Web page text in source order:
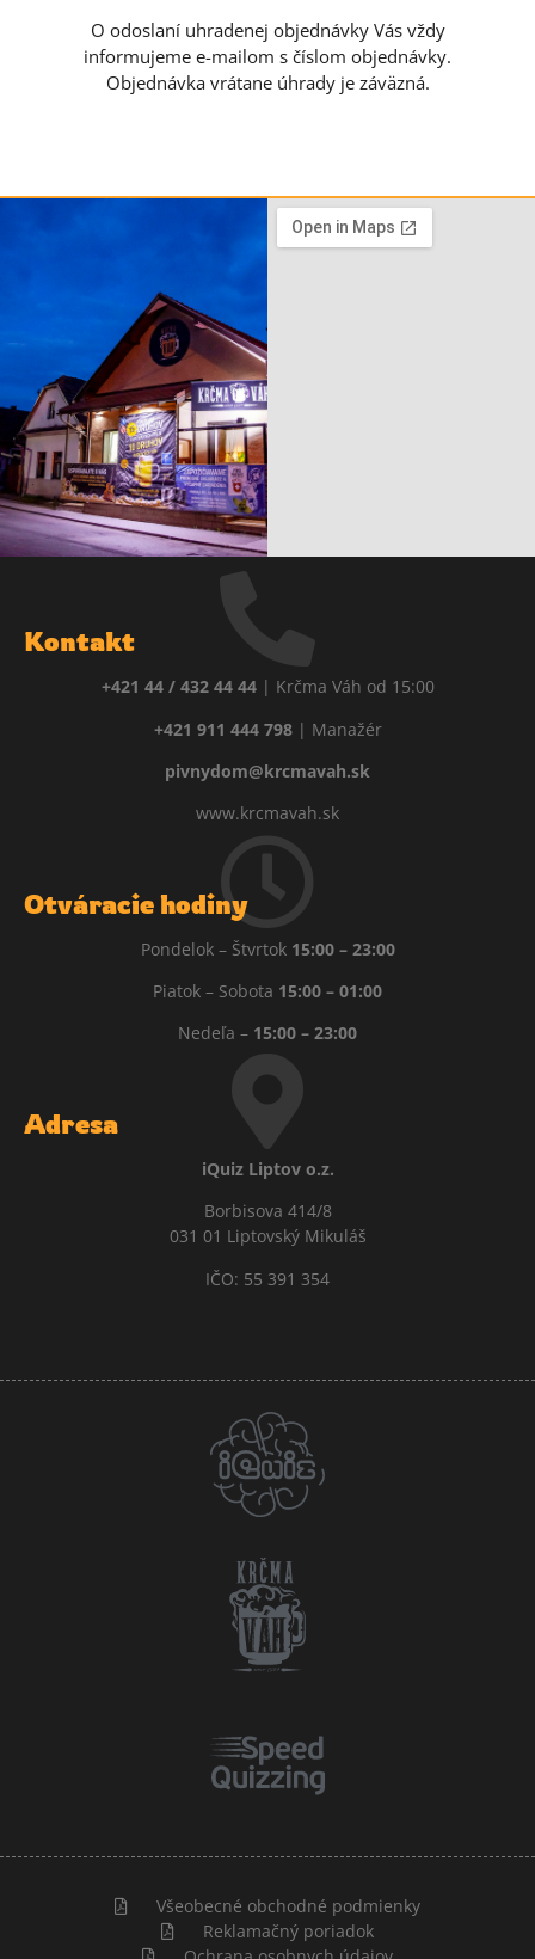
O odoslaní uhradenej objednávky Vás vždy
informujeme e-mailom s číslom objednávky.
Objednávka vrátane úhrady je záväzná.
Kontakt
+421 44 / 432 44 44| Krčma Váh od 15:00
+421 911 444 798| Manažér
pivnydom@krcmavah.sk
www.krcmavah.sk
Otváracie hodiny
Pondelok – Štvrtok 15:00 – 23:00
Piatok – Sobota 15:00 – 01:00
Nedeľa – 15:00 – 23:00
Adresa
iQuiz Liptov o.z.
Borbisova 414/8
031 01 Liptovský Mikuláš
IČO: 55 391 354
Všeobecné obchodné podmienky
Reklamačný poriadok